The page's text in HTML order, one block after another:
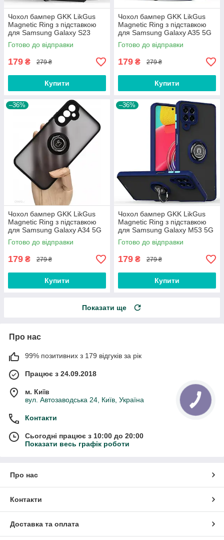
Чохол бампер GKK LikGus
Magnetic Ring з підставкою
для Samsung Galaxy S23
Black
Готово до відправки
179 ₴ 279 ₴
Купити
Чохол бампер GKK LikGus
Magnetic Ring з підставкою
для Samsung Galaxy A35 5G
Blue
Готово до відправки
179 ₴ 279 ₴
Купити
–36%
Чохол бампер GKK LikGus
Magnetic Ring з підставкою
для Samsung Galaxy A34 5G
(2023) A346 Black
Готово до відправки
179 ₴ 279 ₴
Купити
–36%
Чохол бампер GKK LikGus
Magnetic Ring з підставкою
для Samsung Galaxy M53 5G
M536 Blue
Готово до відправки
179 ₴ 279 ₴
Купити
Показати ще
Про нас
99% позитивних з 179 відгуків за рік
Працює з 24.09.2018
м. Київ
вул. Автозаводська 24, Київ, Україна
Контакти
Сьогодні працює з 10:00 до 20:00
Показати весь графік роботи
Про нас
Контакти
Доставка та оплата